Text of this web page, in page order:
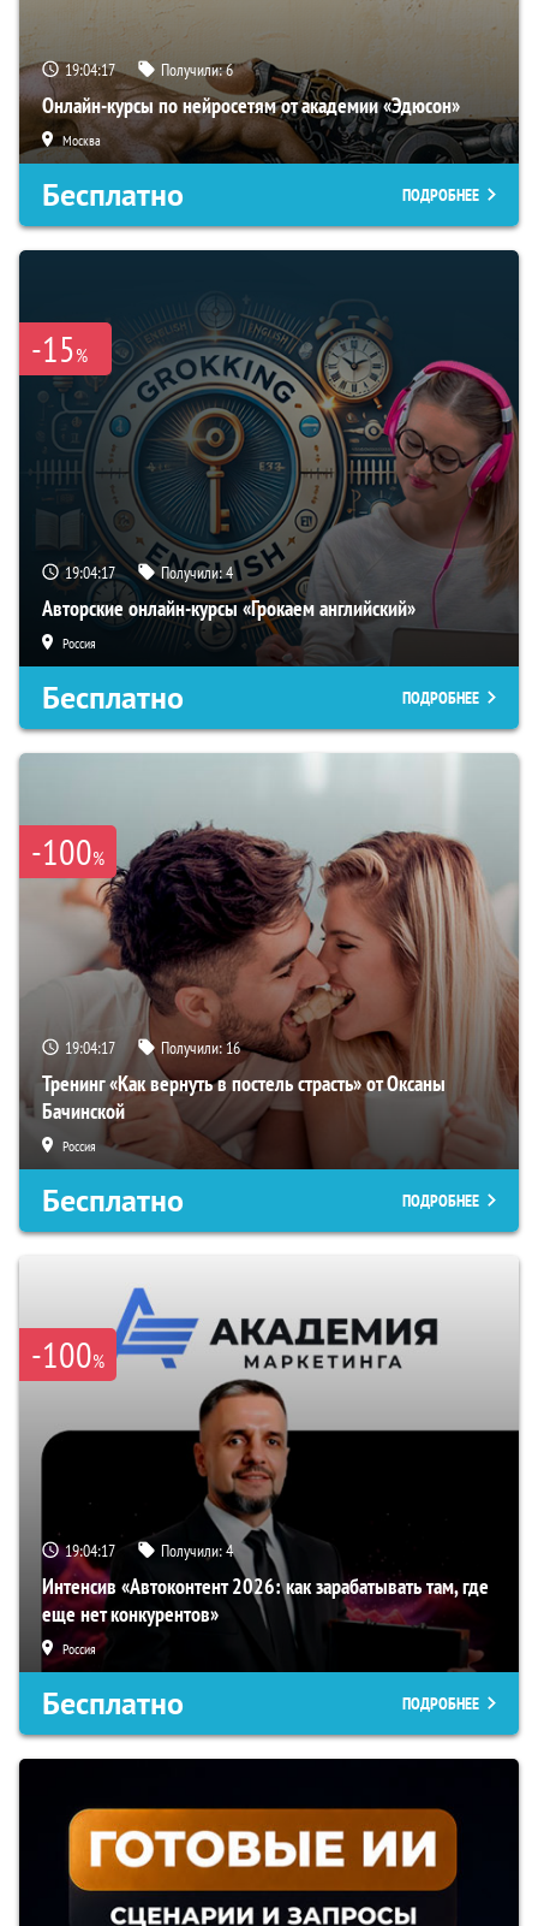
19:04:16 Получили:6
Онлайн-курсы по нейросетям от академии «Эдюсон»
Москва
Бесплатно ПОДРОБНЕЕ
-15%
19:04:16 Получили:4
Авторские онлайн-курсы «Грокаем английский»
Россия
Бесплатно ПОДРОБНЕЕ
-100%
19:04:16 Получили:16
Тренинг «Как вернуть в постель страсть» от Оксаны
Бачинской
Россия
Бесплатно ПОДРОБНЕЕ
-100%
19:04:16 Получили:4
Интенсив «Автоконтент 2026: как зарабатывать там, где
еще нет конкурентов»
Россия
Бесплатно ПОДРОБНЕЕ